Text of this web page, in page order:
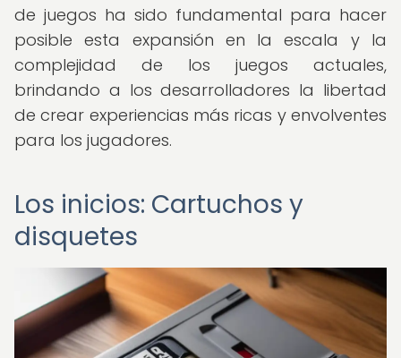
de juegos ha sido fundamental para hacer
posible esta expansión en la escala y la
complejidad de los juegos actuales,
brindando a los desarrolladores la libertad
de crear experiencias más ricas y envolventes
para los jugadores.
Los inicios: Cartuchos y
disquetes